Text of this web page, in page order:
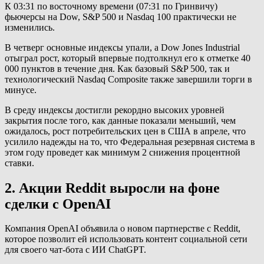
К 03:31 по восточному времени (07:31 по Гринвичу)
фьючерсы на Dow, S&P 500 и Nasdaq 100 практически не
изменились.
В четверг основные индексы упали, а Dow Jones Industrial
отыграл рост, который впервые подтолкнул его к отметке 40
000 пунктов в течение дня. Как базовый S&P 500, так и
технологический Nasdaq Composite также завершили торги в
минусе.
В среду индексы достигли рекордно высоких уровней
закрытия после того, как данные показали меньший, чем
ожидалось, рост потребительских цен в США в апреле, что
усилило надежды на то, что Федеральная резервная система в
этом году проведет как минимум 2 снижения процентной
ставки.
2. Акции Reddit выросли на фоне
сделки с OpenAI
Компания OpenAI объявила о новом партнерстве с Reddit,
которое позволит ей использовать контент социальной сети
для своего чат-бота с ИИ ChatGPT.